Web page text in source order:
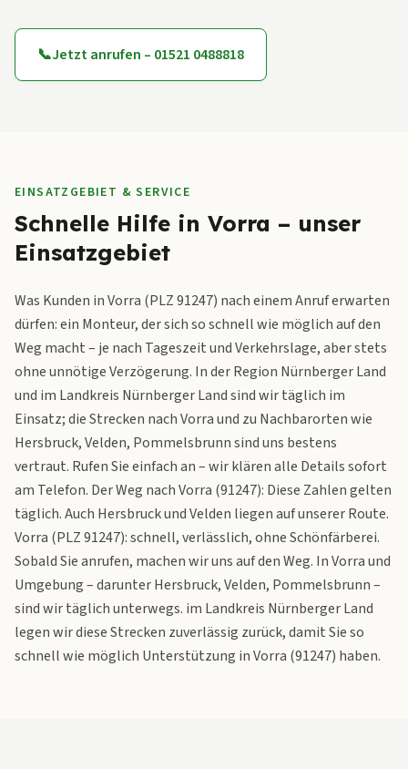
📞Jetzt anrufen – 01521 0488818
EINSATZGEBIET & SERVICE
Schnelle Hilfe in Vorra – unser
Einsatzgebiet
Was Kunden in Vorra (PLZ 91247) nach einem Anruf erwarten
dürfen: ein Monteur, der sich so schnell wie möglich auf den
Weg macht – je nach Tageszeit und Verkehrslage, aber stets
ohne unnötige Verzögerung. In der Region Nürnberger Land
und im Landkreis Nürnberger Land sind wir täglich im
Einsatz; die Strecken nach Vorra und zu Nachbarorten wie
Hersbruck, Velden, Pommelsbrunn sind uns bestens
vertraut. Rufen Sie einfach an – wir klären alle Details sofort
am Telefon. Der Weg nach Vorra (91247): Diese Zahlen gelten
täglich. Auch Hersbruck und Velden liegen auf unserer Route.
Vorra (PLZ 91247): schnell, verlässlich, ohne Schönfärberei.
Sobald Sie anrufen, machen wir uns auf den Weg. In Vorra und
Umgebung – darunter Hersbruck, Velden, Pommelsbrunn –
sind wir täglich unterwegs. im Landkreis Nürnberger Land
legen wir diese Strecken zuverlässig zurück, damit Sie so
schnell wie möglich Unterstützung in Vorra (91247) haben.